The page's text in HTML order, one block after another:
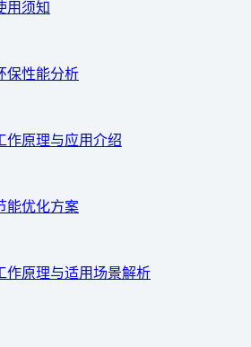
用须知
保性能分析
作原理与应用介绍
能优化方案
作原理与适用场景解析